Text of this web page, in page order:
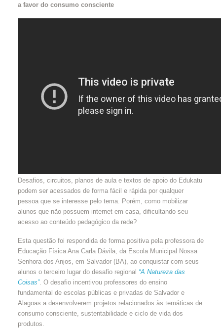
a favor do consumo consciente
Desafios, circuitos, planos de aula e textos de apoio do Edukatu
podem ser acessados de forma fácil e rápida por qualquer
pessoa que se interesse pelo tema. Porém, como mobilizar
alunos que não possuem internet em casa, dificultando seu
acesso ao conteúdo pedagógico da rede?
Esta questão foi respondida de forma positiva pela professora de
Educação Física Ana Carla Dávila, da Escola Municipal Nossa
Senhora dos Anjos, em Salvador (BA), ao conquistar com seus
alunos o terceiro lugar do desafio regional “A Natureza das
Coisas”. O desafio incentivou professores do ensino
fundamental de escolas públicas e privadas de Salvador e
Alagoas a desenvolverem projetos relacionados às temáticas de
consumo consciente, sustentabilidade e ciclo de vida dos
produtos.